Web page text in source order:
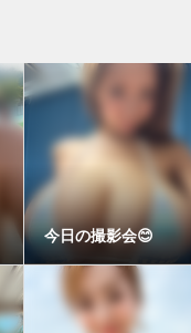
今日の撮影会😊